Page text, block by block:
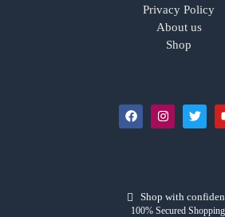
Privacy Policy
About us
Shop
Shop with
100% Secured Shopping